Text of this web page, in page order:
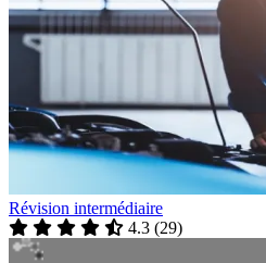
Révision intermédiaire
4.3 (29)